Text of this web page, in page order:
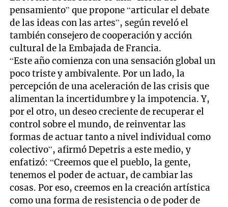
pensamiento” que propone “articular el debate
de las ideas con las artes”, según reveló el
también consejero de cooperación y acción
cultural de la Embajada de Francia.
“Este año comienza con una sensación global un
poco triste y ambivalente. Por un lado, la
percepción de una aceleración de las crisis que
alimentan la incertidumbre y la impotencia. Y,
por el otro, un deseo creciente de recuperar el
control sobre el mundo, de reinventar las
formas de actuar tanto a nivel individual como
colectivo”, afirmó Depetris a este medio, y
enfatizó: “Creemos que el pueblo, la gente,
tenemos el poder de actuar, de cambiar las
cosas. Por eso, creemos en la creación artística
como una forma de resistencia o de poder de